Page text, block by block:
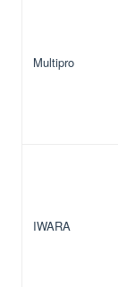
Multipro
IWARA